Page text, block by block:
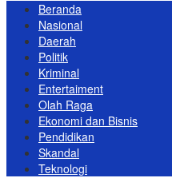
Beranda
Nasional
Daerah
Politik
Kriminal
Entertaiment
Olah Raga
Ekonomi dan Bisnis
Pendidikan
Skandal
Teknologi